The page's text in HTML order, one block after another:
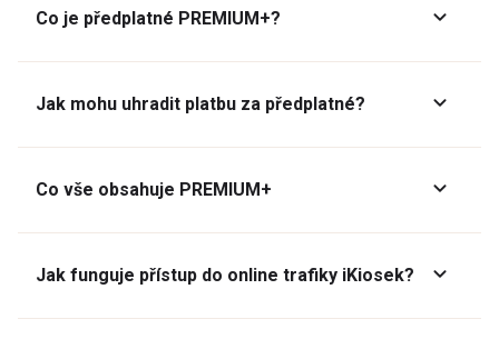
Co je předplatné PREMIUM+?
Jak mohu uhradit platbu za předplatné?
Co vše obsahuje PREMIUM+
Jak funguje přístup do online trafiky iKiosek?